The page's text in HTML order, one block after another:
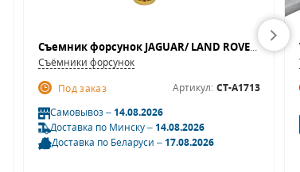
Съемник форсунок JAGUAR/ LAND ROVER Car-Tool CT-A1713
Съёмники форсунок
Под заказ
Артикул: CT-A1713
Самовывоз –14.08.2026
Доставка по Минску –14.08.2026
Доставка по Беларуси –17.08.2026